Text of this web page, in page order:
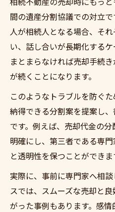
間の遺産分割協議での対立
人が相続人となる場合、そ
い、話し合いが長期化する
まとまらなければ売却手続
が続くことになります。
このようなトラブルを防ぐ
納得できる分割案を提案し
です。例えば、売却代金の
明確にし、第三者である専
と透明性を保つことができま
実際に、事前に専門家へ相
スでは、スムーズな売却と
がった事例もあります。感